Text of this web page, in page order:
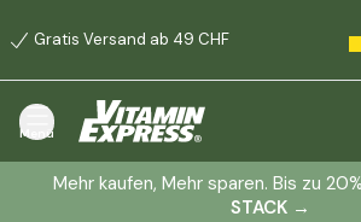
Gratis Versand ab 49 CHF
Menü
Mehr kaufen, Mehr sparen. Bis zu
STACK →